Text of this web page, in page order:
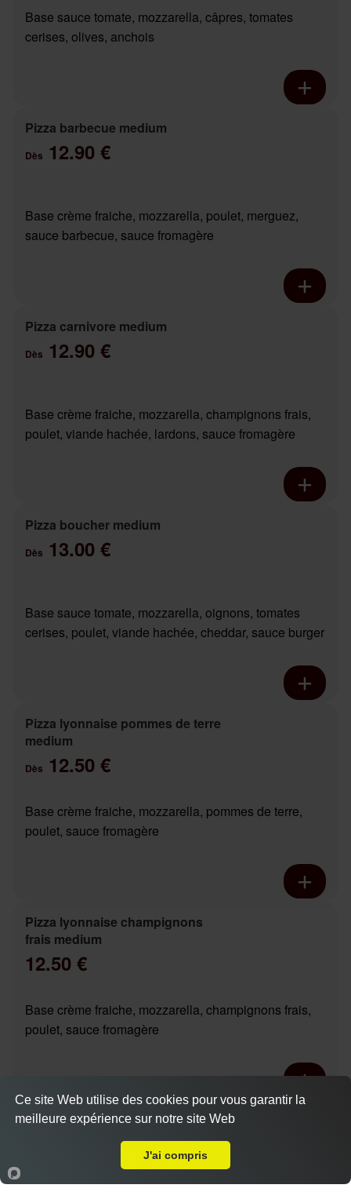
Base sauce tomate, mozzarella, câpres, tomates
cerises, olives, anchois
Pizza barbecue medium
Dès 12.90 €
Base crème fraiche, mozzarella, poulet, merguez,
sauce barbecue, sauce fromagère
Pizza carnivore medium
Dès 12.90 €
Base crème fraiche, mozzarella, champignons frais,
poulet, viande hachée, lardons, sauce fromagère
Pizza boucher medium
Dès 13.00 €
Base sauce tomate, mozzarella, oignons, tomates
cerises, poulet, viande hachée, cheddar, sauce burger
Pizza lyonnaise pommes de terre
medium
Dès 12.50 €
Base crème fraiche, mozzarella, pommes de terre,
poulet, sauce fromagère
Pizza lyonnaise champignons
frais medium
12.50 €
Base crème fraiche, mozzarella, champignons frais,
poulet, sauce fromagère
Pizza chicken boursin base
Accueil Panier Compte
Actuellement fermé
Ce site Web utilise des cookies pour vous garantir la
meilleure expérience sur notre site Web
J'ai compris